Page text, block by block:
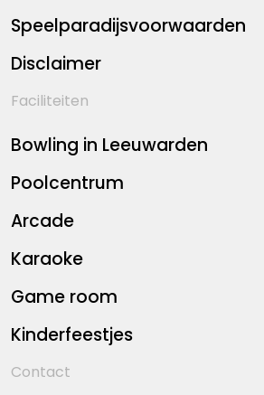
Speelparadijsvoorwaarden
Disclaimer
Faciliteiten
Bowling in Leeuwarden
Poolcentrum
Arcade
Karaoke
Game room
Kinderfeestjes
Contact